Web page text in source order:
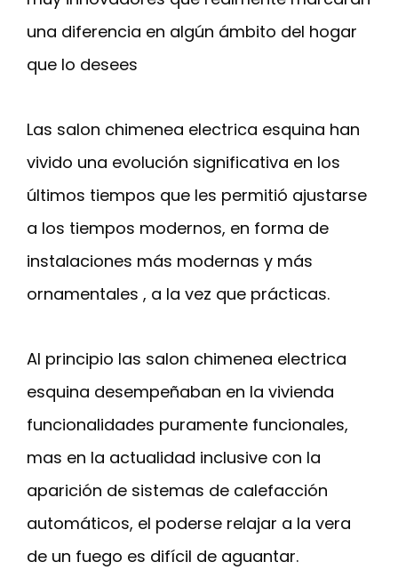
una diferencia en algún ámbito del hogar
que lo desees
Las salon chimenea electrica esquina han
vivido una evolución significativa en los
últimos tiempos que les permitió ajustarse
a los tiempos modernos, en forma de
instalaciones más modernas y más
ornamentales , a la vez que prácticas.
Al principio las salon chimenea electrica
esquina desempeñaban en la vivienda
funcionalidades puramente funcionales,
mas en la actualidad inclusive con la
aparición de sistemas de calefacción
automáticos, el poderse relajar a la vera
de un fuego es difícil de aguantar.